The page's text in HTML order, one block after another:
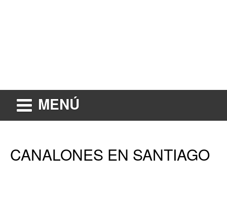
MENÚ
CANALONES EN SANTIAGO